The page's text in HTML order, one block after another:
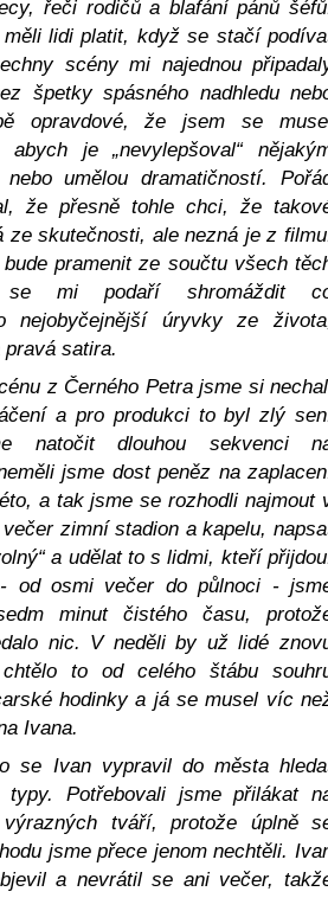
řeči rodičů a blafání pánů
lidi platit, když se stačí
scény mi najednou
špetky spásného nadhledu
opravdové, že jsem se
abych je „nevylepšoval“
umělou dramatičností.
že přesně tohle chci, že
ze skutečnosti, ale nezná je z
pramenit ze součtu všech
se mi podaří shromáždit
nejobyčejnější úryvky ze
satira.
z Černého Petrajsme si
a pro produkci to byl zlý
natočit dlouhou sekvenci
jsme dost peněz na
a tak jsme se rozhodli najmout
zimní stadion a kapelu,
a udělat to s lidmi, kteří
od osmi večer do půlnoci -
minut čistého času,
nic. V neděli by už lidé
to od celého štábu
hodinky a já se musel víc
Ivana.
se Ivan vypravil do města
typy. Potřebovali jsme přilákat
tváří, protože úplně
jsme přece jenom nechtěli.
a nevrátil se ani večer,